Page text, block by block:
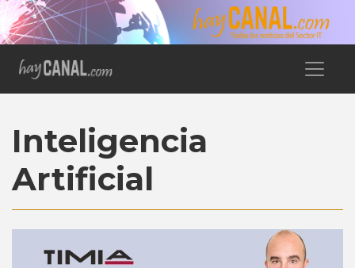
Inteligencia
Artificial